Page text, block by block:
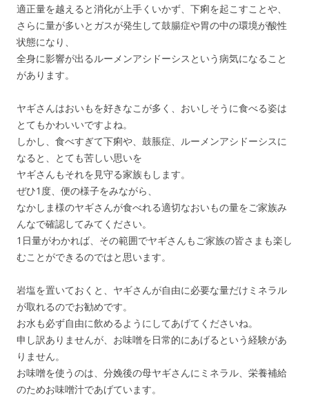
適正量を越えると消化が上手くいかず、下痢を起こすことや、
さらに量が多いとガスが発生して鼓腸症や胃の中の環境が酸性
状態になり、
全身に影響が出るルーメンアシドーシスという病気になること
があります。
ヤギさんはおいもを好きなこが多く、おいしそうに食べる姿は
とてもかわいいですよね。
しかし、食べすぎて下痢や、鼓脹症、ルーメンアシドーシスに
なると、とても苦しい思いを
ヤギさんもそれを見守る家族もします。
ぜひ1度、便の様子をみながら、
なかしま様のヤギさんが食べれる適切なおいもの量をご家族み
んなで確認してみてください。
1日量がわかれば、その範囲でヤギさんもご家族の皆さまも楽し
むことができるのではと思います。
岩塩を置いておくと、ヤギさんが自由に必要な量だけミネラル
が取れるのでお勧めです。
お水も必ず自由に飲めるようにしてあげてくださいね。
申し訳ありませんが、お味噌を日常的にあげるという経験があ
りません。
お味噌を使うのは、分娩後の母ヤギさんにミネラル、栄養補給
のためお味噌汁であげています。